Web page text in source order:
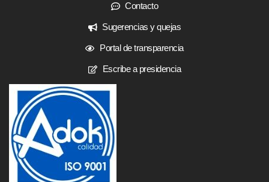
Contacto
Sugerencias y quejas
Portal de transparencia
Escribe a presidencia